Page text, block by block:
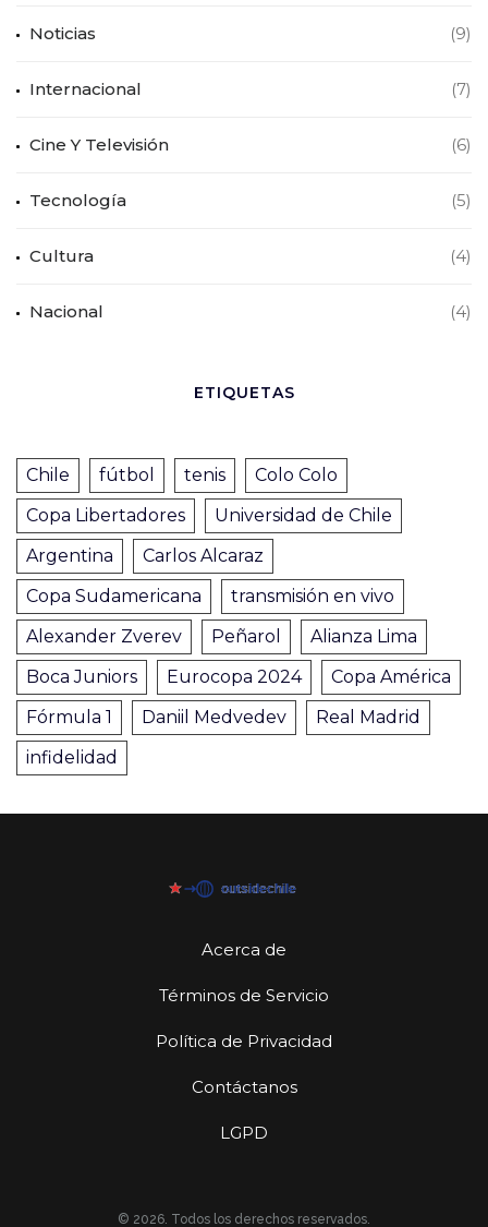
Noticias (9)
Internacional (7)
Cine Y Televisión (6)
Tecnología (5)
Cultura (4)
Nacional (4)
ETIQUETAS
Chile fútbol tenis
Colo Colo
Copa Libertadores
Universidad de Chile
Argentina
Carlos Alcaraz
Copa Sudamericana
transmisión en vivo
Alexander Zverev
Peñarol
Alianza Lima
Boca Juniors
Eurocopa 2024
Copa América
Fórmula 1
Daniil Medvedev
Real Madrid
infidelidad
Acerca de
Términos de Servicio
Política de Privacidad
Contáctanos
LGPD
© 2026. Todos los derechos reservados.